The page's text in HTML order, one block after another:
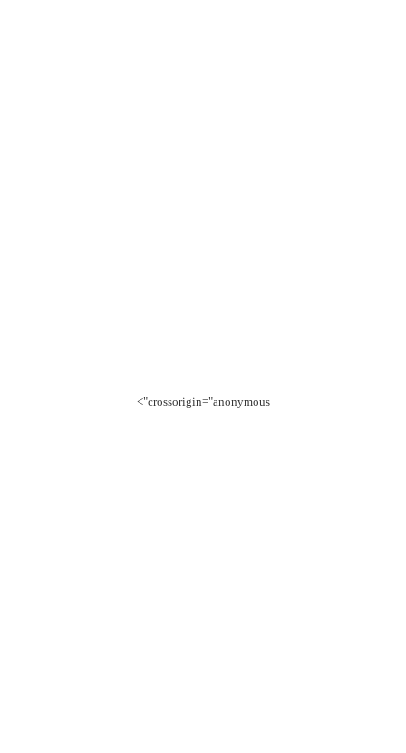
crossorigin="anonymous">